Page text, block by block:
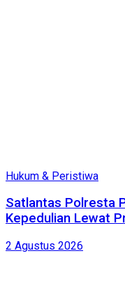
Hukum & Peristiwa
Satlantas Polresta
Kepedulian Lewat
2 Agustus 2026